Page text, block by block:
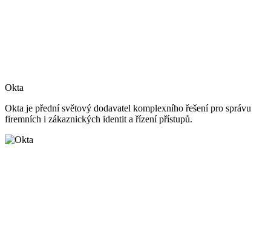
Okta
Okta je přední světový dodavatel komplexního řešení pro správu
firemních i zákaznických identit a řízení přístupů.